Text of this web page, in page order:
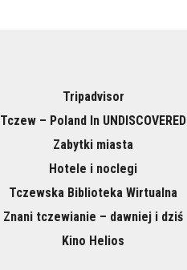
Tripadvisor
Tczew – Poland In UNDISCOVERED
Zabytki miasta
Hotele i noclegi
Tczewska Biblioteka Wirtualna
Znani tczewianie – dawniej i dziś
Kino Helios